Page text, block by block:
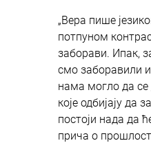
„Вера пише
потпуном
заборави. Ипак,
смо заборавили
нама могло да се
које одбијају да
постоји нада да
прича о